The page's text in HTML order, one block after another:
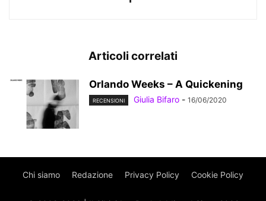
Articoli correlati
Orlando Weeks – A Quickening
RECENSIONI Giulia Bifaro - 16/06/2020
Chi siamo Redazione Privacy Policy Cookie Policy